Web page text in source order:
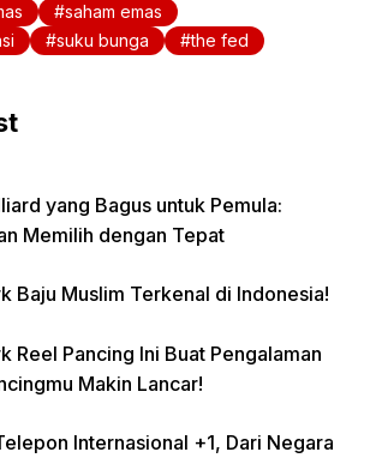
saham emas
suku bunga the fed
yang Bagus untuk Pemula:
Memilih dengan Tepat
Baju Muslim Terkenal di Indonesia!
Reel Pancing Ini Buat Pengalaman
Makin Lancar!
Internasional +1, Dari Negara